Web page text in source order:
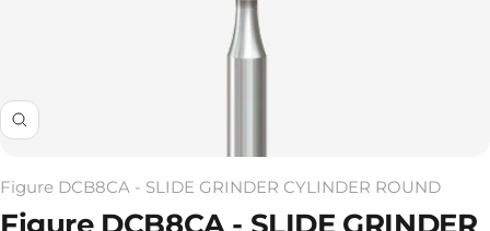
Zoom
Figure DCB8CA - SLIDE GRINDER CYLINDER ROUND